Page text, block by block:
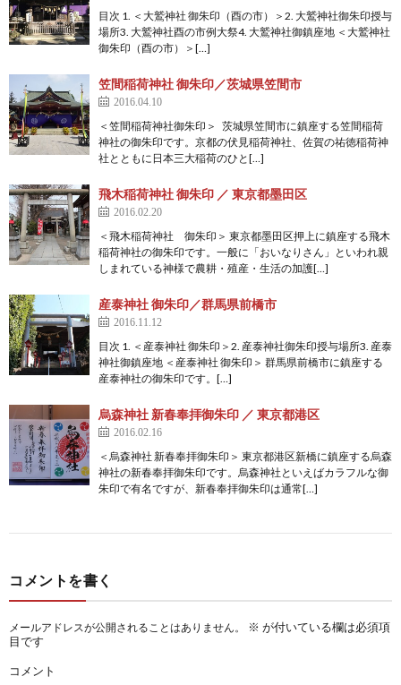
目次 1. ＜大鷲神社 御朱印（酉の市）＞2. 大鷲神社御朱印授与
場所3. 大鷲神社酉の市例大祭4. 大鷲神社御鎮座地 ＜大鷲神社
御朱印（酉の市）＞[…]
笠間稲荷神社 御朱印／茨城県笠間市
2016.04.10
＜笠間稲荷神社御朱印＞ 茨城県笠間市に鎮座する笠間稲荷
神社の御朱印です。京都の伏見稲荷神社、佐賀の祐徳稲荷神
社とともに日本三大稲荷のひと[…]
飛木稲荷神社 御朱印 ／ 東京都墨田区
2016.02.20
＜飛木稲荷神社 御朱印＞ 東京都墨田区押上に鎮座する飛木
稲荷神社の御朱印です。一般に「おいなりさん」といわれ親
しまれている神様で農耕・殖産・生活の加護[…]
産泰神社 御朱印／群馬県前橋市
2016.11.12
目次 1. ＜産泰神社 御朱印＞2. 産泰神社御朱印授与場所3. 産泰
神社御鎮座地 ＜産泰神社 御朱印＞ 群馬県前橋市に鎮座する
産泰神社の御朱印です。[…]
烏森神社 新春奉拝御朱印 ／ 東京都港区
2016.02.16
＜烏森神社 新春奉拝御朱印＞ 東京都港区新橋に鎮座する烏森
神社の新春奉拝御朱印です。烏森神社といえばカラフルな御
朱印で有名ですが、新春奉拝御朱印は通常[…]
コメントを書く
メールアドレスが公開されることはありません。 ※ が付いている欄は必須項
目です
コメント